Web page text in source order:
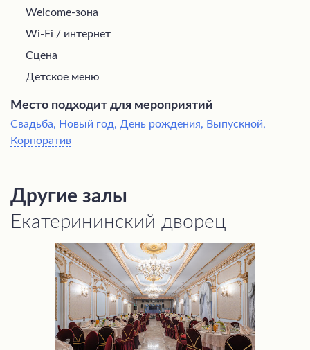
Welcome-зона
Wi-Fi / интернет
Сцена
Детское меню
Место подходит для мероприятий
Свадьба, Новый год, День рождения, Выпускной,
Корпоратив
Другие залы
Екатерининский дворец